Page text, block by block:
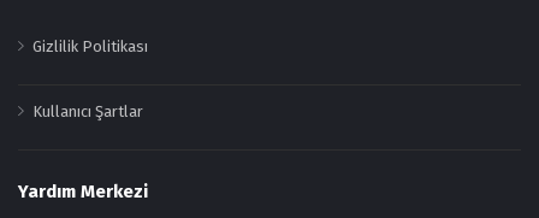
Gizlilik Politikası
Kullanıcı Şartlar
Yardım Merkezi